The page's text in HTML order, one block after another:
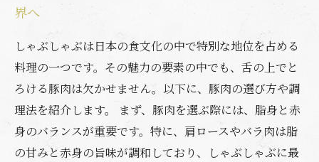
のおすすめ
界へ
しゃぶしゃぶは日本の食文化の中で特別な地位を占める
料理の一つです。その魅力の要素の中でも、舌の上でと
ろける豚肉は欠かせません。以下に、豚肉の選び方や調
理法を紹介します。 まず、豚肉を選ぶ際には、脂身と赤
身のバランスが重要です。特に、肩ロースやバラ肉は脂
の甘みと赤身の旨味が調和しており、しゃぶしゃぶに最